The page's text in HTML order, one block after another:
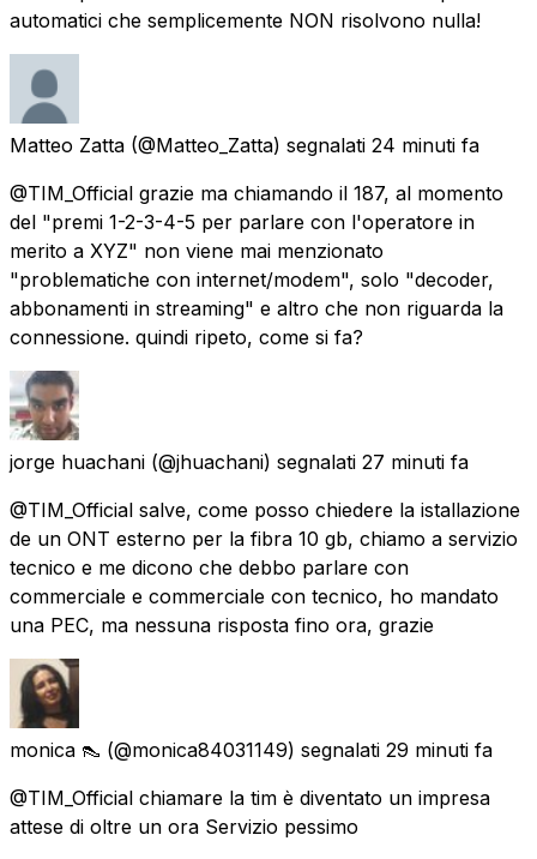
automatici che semplicemente NON risolvono nulla!
Matteo Zatta (@Matteo_Zatta) segnalati 24 minuti fa
@TIM_Official grazie ma chiamando il 187, al momento
del "premi 1-2-3-4-5 per parlare con l'operatore in
merito a XYZ" non viene mai menzionato
"problematiche con internet/modem", solo "decoder,
abbonamenti in streaming" e altro che non riguarda la
connessione. quindi ripeto, come si fa?
jorge huachani (@jhuachani) segnalati 27 minuti fa
@TIM_Official salve, come posso chiedere la istallazione
de un ONT esterno per la fibra 10 gb, chiamo a servizio
tecnico e me dicono che debbo parlare con
commerciale e commerciale con tecnico, ho mandato
una PEC, ma nessuna risposta fino ora, grazie
monica 👠 (@monica84031149) segnalati 29 minuti fa
@TIM_Official chiamare la tim è diventato un impresa
attese di oltre un ora Servizio pessimo